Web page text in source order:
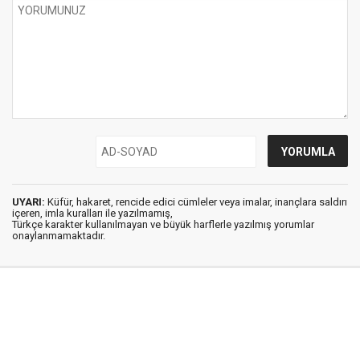
UYARI: Küfür, hakaret, rencide edici cümleler veya imalar, inançlara saldırı
içeren, imla kuralları ile yazılmamış,
Türkçe karakter kullanılmayan ve büyük harflerle yazılmış yorumlar
onaylanmamaktadır.